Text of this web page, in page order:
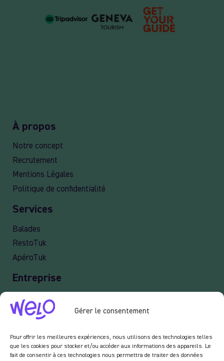
Gérer le consentement
Pour offrir les meilleures expériences, nous utilisons des technologies telles
que les cookies pour stocker et/ou accéder aux informations des appareils. Le
fait de consentir à ces technologies nous permettra de traiter des données
À propos
Notre concept
Recrutement
Mentions Légales
Politique de confidentialité
Services
Balades
RestoTuk
ApéroTuk
Entreprise
Events
Services entreprises